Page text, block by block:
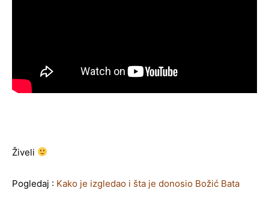
Živeli
Pogledaj : Kako je izgledao i šta je donosio Božić Bata